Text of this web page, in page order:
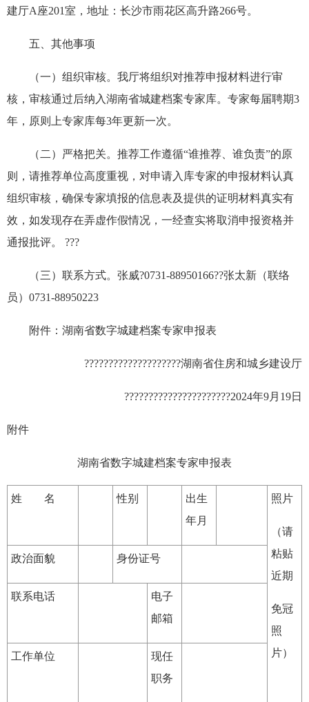
建厅A座201室，地址：长沙市雨花区高升路266号。
五、其他事项
（一）组织审核。我厅将组织对推荐申报材料进行审
核，审核通过后纳入湖南省城建档案专家库。专家每届聘期3
年，原则上专家库每3年更新一次。
（二）严格把关。推荐工作遵循“谁推荐、谁负责”的原
则，请推荐单位高度重视，对申请入库专家的申报材料认真
组织审核，确保专家填报的信息表及提供的证明材料真实有
效，如发现存在弄虚作假情况，一经查实将取消申报资格并
通报批评。 ???
（三）联系方式。张威?0731-88950166??张太新（联络
员）0731-88950223
附件：湖南省数字城建档案专家申报表
????????????????????湖南省住房和城乡建设厅
??????????????????????2024年9月19日
附件
湖南省数字城建档案专家申报表
姓 名 性别
出生
年月
照片
（请
粘贴
近期
免冠
照
片）
政治面貌 身份证号
联系电话
电子
邮箱
工作单位
现任
职务